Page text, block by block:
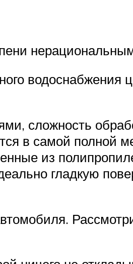
водоснабжения
сложность
в самой полной
из
гладкую